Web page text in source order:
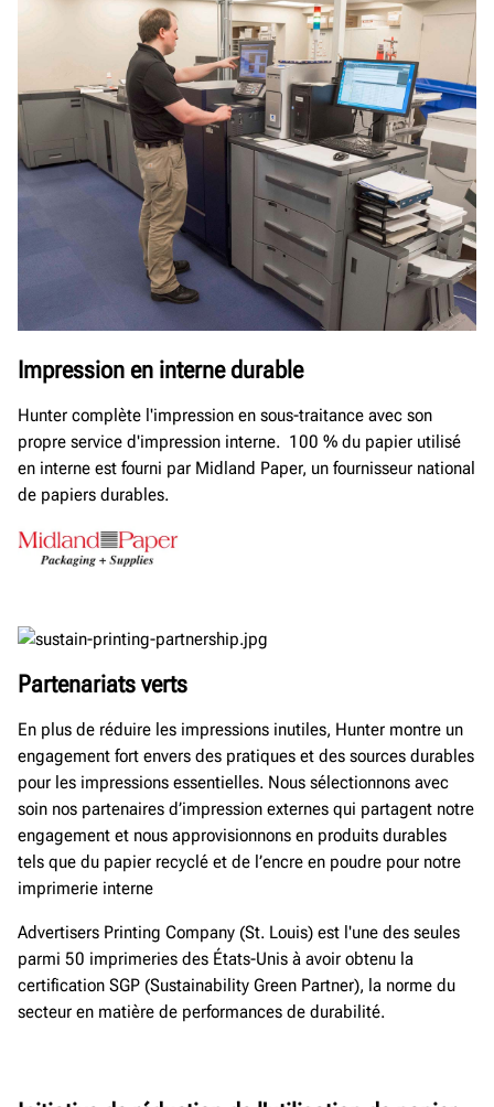
Impression en interne durable
Hunter complète l'impression en sous-traitance avec son
propre service d'impression interne. 100 % du papier utilisé
en interne est fourni par Midland Paper, un fournisseur national
de papiers durables.
Partenariats verts
En plus de réduire les impressions inutiles, Hunter montre un
engagement fort envers des pratiques et des sources durables
pour les impressions essentielles. Nous sélectionnons avec
soin nos partenaires d’impression externes qui partagent notre
engagement et nous approvisionnons en produits durables
tels que du papier recyclé et de l’encre en poudre pour notre
imprimerie interne
Advertisers Printing Company (St. Louis) est l'une des seules
parmi 50 imprimeries des États-Unis à avoir obtenu la
certification SGP (Sustainability Green Partner), la norme du
secteur en matière de performances de durabilité.